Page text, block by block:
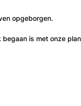
opgeborgen.
is met onze